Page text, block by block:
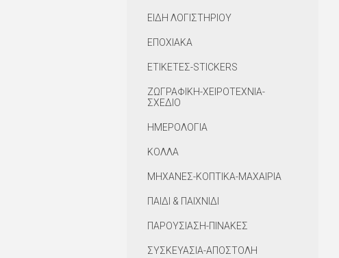
ΕΙΔΗ ΛΟΓΙΣΤΗΡΙΟΥ
ΕΠΟΧΙΑΚΑ
ΕΤΙΚΕΤΕΣ-STICKERS
ΖΩΓΡΑΦΙΚΗ-ΧΕΙΡΟΤΕΧΝΙΑ-
ΣΧΕΔΙΟ
ΗΜΕΡΟΛΟΓΙΑ
ΚΟΛΛΑ
ΜΗΧΑΝΕΣ-ΚΟΠΤΙΚΑ-ΜΑΧΑΙΡΙΑ
ΠΑΙΔΙ & ΠΑΙΧΝΙΔΙ
ΠΑΡΟΥΣΙΑΣΗ-ΠΙΝΑΚΕΣ
ΣΥΣΚΕΥΑΣΙΑ-ΑΠΟΣΤΟΛΗ